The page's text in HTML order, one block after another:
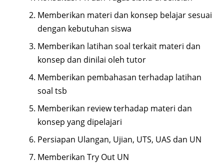
Memberikan materi dan konsep belajar sesuai
dengan kebutuhan siswa
Memberikan latihan soal terkait materi dan
konsep dan dinilai oleh tutor
Memberikan pembahasan terhadap latihan
soal tsb
Memberikan review terhadap materi dan
konsep yang dipelajari
Persiapan Ulangan, Ujian, UTS, UAS dan UN
Memberikan Try Out UN